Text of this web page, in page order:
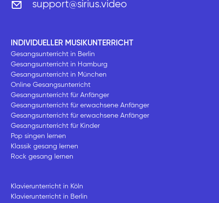
support@sirius.video
INDIVIDUELLER MUSIKUNTERRICHT
Gesangsunterricht in Berlin
Gesangsunterricht in Hamburg
Gesangsunterricht in München
Online Gesangsunterricht
Gesangsunterricht für Anfänger
Gesangsunterricht für erwachsene Anfänger
Gesangsunterricht für erwachsene Anfänger
Gesangsunterricht für Kinder
Pop singen lernen
Klassik gesang lernen
Rock gesang lernen
Klavierunterricht in Köln
Klavierunterricht in Berlin